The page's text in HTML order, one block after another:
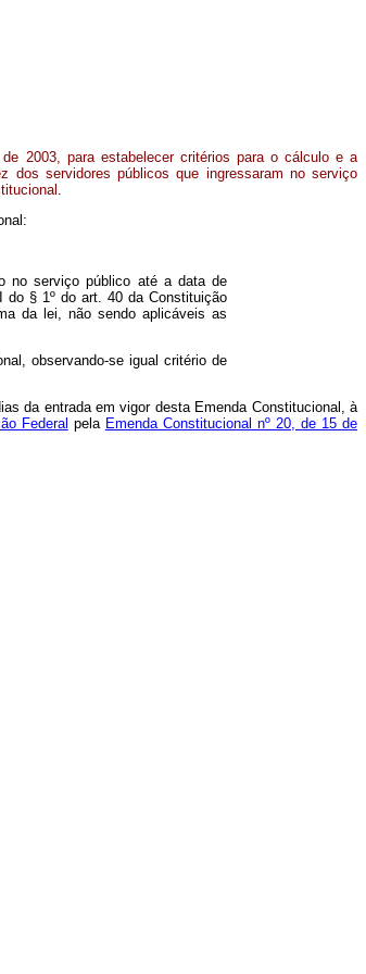
2003, para estabelecer critérios para o cálculo e a
dos servidores públicos que ingressaram no serviço
no serviço público até a data de
do § 1º do art. 40 da Constituição
da lei, não sendo aplicáveis as
observando-se igual critério de
da entrada em vigor desta Emenda Constitucional, à
Federal pela Emenda Constitucional nº 20, de 15 de